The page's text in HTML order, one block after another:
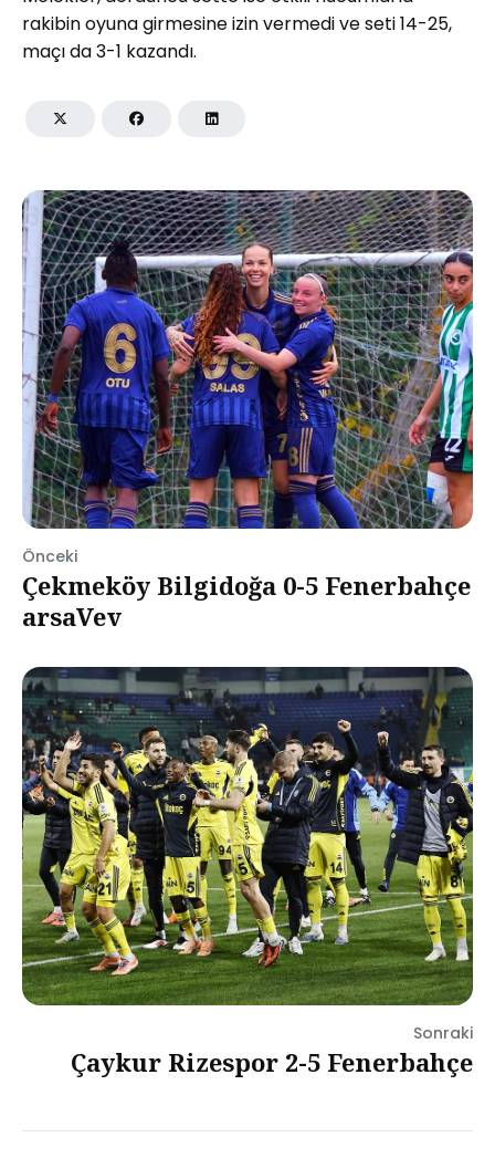
rakibin oyuna girmesine izin vermedi ve seti 14-25,
maçı da 3-1 kazandı.
Önceki
Çekmeköy Bilgidoğa 0-5 Fenerbahçe
arsaVev
Sonraki
Çaykur Rizespor 2-5 Fenerbahçe